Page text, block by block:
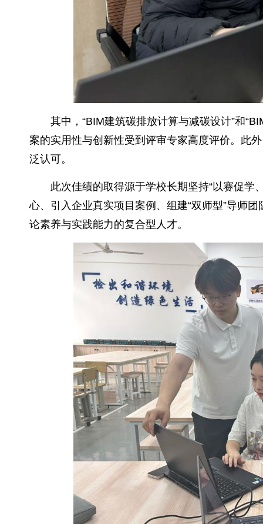
其中，“BIM建筑碳排放计算与减碳设计”和
案的实用性与创新性受到评审专家高度评价。此
泛认可。
此次佳绩的取得源于学校长期坚持“以赛促学
心、引入企业真实项目案例、组建“双师型”导师
论素养与实践能力的复合型人才。